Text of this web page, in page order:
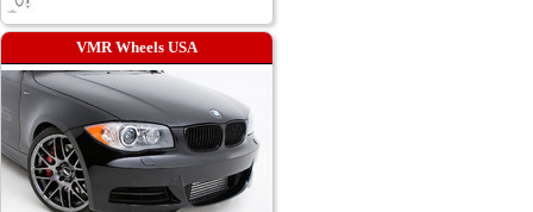
VMR Wheels USA